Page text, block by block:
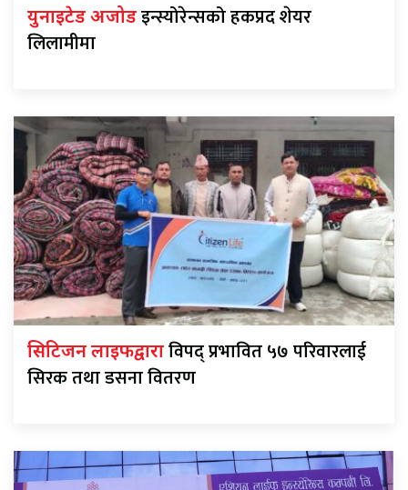
युनाइटेड अजोडइन्स्योरेन्सको हकप्रद शेयर
लिलामीमा
सिटिजन लाइफद्वाराविपद् प्रभावित ५७ परिवारलाई
सिरक तथा डसना वितरण